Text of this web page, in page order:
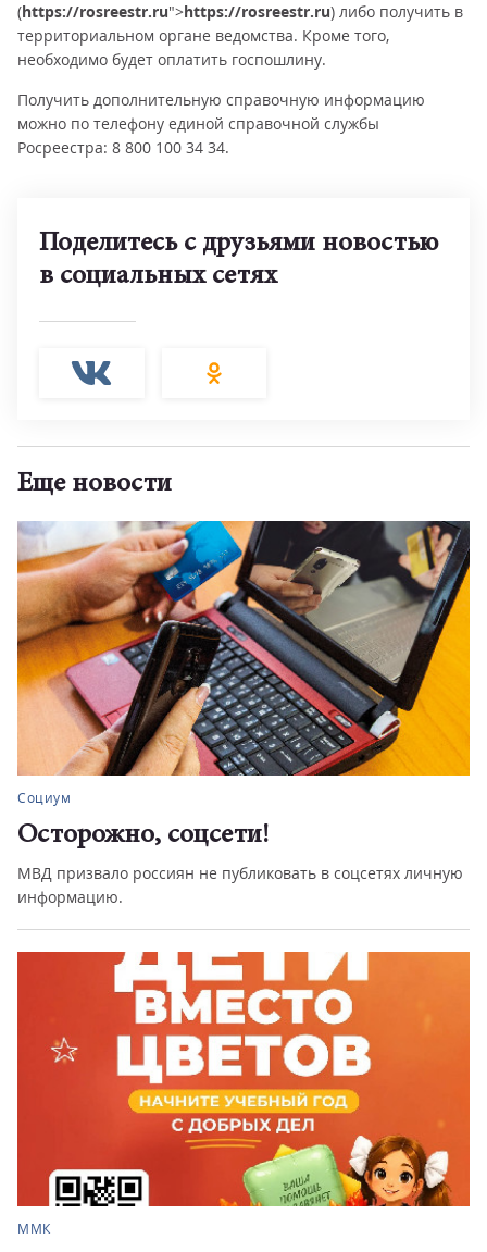
(https://rosreestr.ru">https://rosreestr.ru) либо получить в
территориальном органе ведомства. Кроме того,
необходимо будет оплатить госпошлину.
Получить дополнительную справочную информацию
можно по телефону единой справочной службы
Росреестра: 8 800 100 34 34.
Поделитесь с друзьями новостью
в социальных сетях
Еще новости
Социум
Осторожно, соцсети!
МВД призвало россиян не публиковать в соцсетях личную
информацию.
ММК